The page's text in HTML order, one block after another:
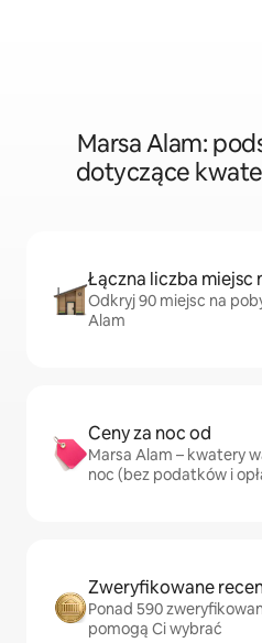
Marsa Alam:
dotyczące
Łączna liczba
Odkryj 90 miejsc na
Alam
Ceny za noc od
Marsa Alam – kwatery
noc (bez podatków i
Zweryfikowane
Ponad 590
pomogą Ci wybrać